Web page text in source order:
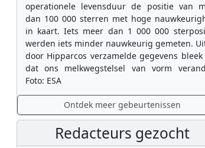
operationele levensduur de positie van
dan 100 000 sterren met hoge
in kaart. Iets meer dan 1 000 000
werden iets minder nauwkeurig gemeten.
door Hipparcos verzamelde gegevens bleek
dat ons melkwegstelsel van vorm
Foto: ESA
Ontdek meer gebeurtenissen
Redacteurs gezocht